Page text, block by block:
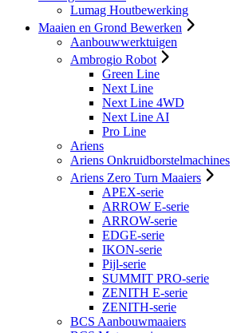
Lumag Houtbewerking
Maaien en Grond Bewerken
Aanbouwwerktuigen
Ambrogio Robot
Green Line
Next Line
Next Line 4WD
Next Line AI
Pro Line
Ariens
Ariens Onkruidborstelmachines
Ariens Zero Turn Maaiers
APEX-serie
ARROW E-serie
ARROW-serie
EDGE-serie
IKON-serie
Pijl-serie
SUMMIT PRO-serie
ZENITH E-serie
ZENITH-serie
BCS Aanbouwmaaiers